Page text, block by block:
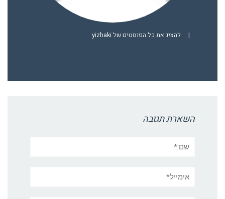
| להציג את כל הפוסטים של yizhaki
השארת תגובה